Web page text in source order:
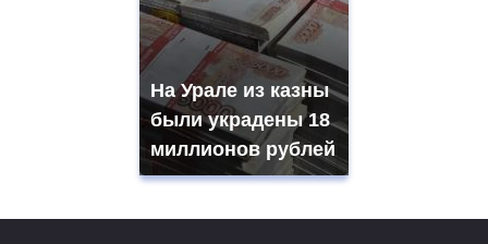
На Урале из казны
были украдены 18
миллионов рублей